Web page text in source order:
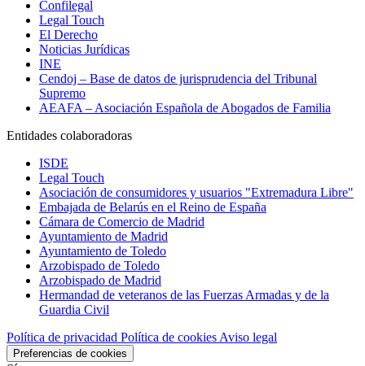
Confilegal
Legal Touch
El Derecho
Noticias Jurídicas
INE
Cendoj – Base de datos de jurisprudencia del Tribunal
Supremo
AEAFA – Asociación Española de Abogados de Familia
Entidades colaboradoras
ISDE
Legal Touch
Asociación de consumidores y usuarios "Extremadura Libre"
Embajada de Belarús en el Reino de España
Cámara de Comercio de Madrid
Ayuntamiento de Madrid
Ayuntamiento de Toledo
Arzobispado de Toledo
Arzobispado de Madrid
Hermandad de veteranos de las Fuerzas Armadas y de la
Guardia Civil
Política de privacidad Política de cookies Aviso legal
Preferencias de cookies